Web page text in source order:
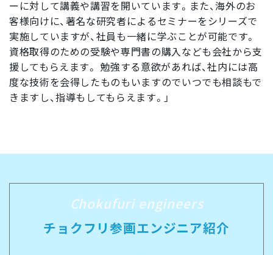
ーに対して講義や講習を開いています。また、海外のお
客様向けに、著名な研究者によるセミナーをシリーズで
実施していますが、社員も一緒に学ぶことが可能です。
資格取得のための受験や専門書の購入なども会社から支
援してもらえます。 勉強する意欲があれば、社内には高
度な技術を会得したものもいますのでいつでも相談もで
きますし、指導もしてもらえます。」
Chokufuri engineers
チョクフリ参画エンジニア紹介